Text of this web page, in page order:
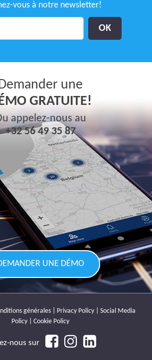
vous à notre newsletter!
une
GRATUITE!
appelez-nous au
+32 56 49 35 87
UNE DÉMO
générales Privacy Policy
Social Media
Policy
Cookie Policy
nous sur